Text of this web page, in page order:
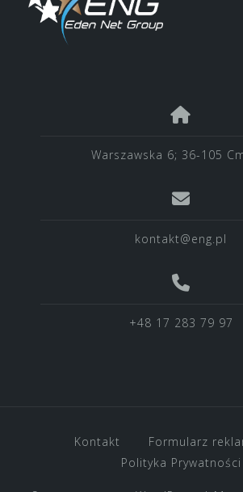
Warszawska 6; 36-105
kontakt@eng.pl
+48 17 283 79 97
Kontakt
Formularz
Polityka Prywatności